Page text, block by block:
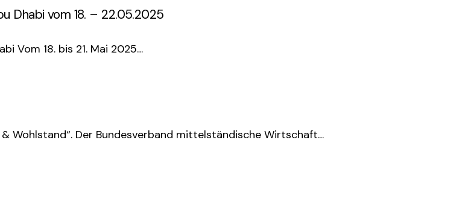
Dhabi vom 18. – 22.05.2025
Vom 18. bis 21. Mai 2025…
Der Bundesverband mittelständische Wirtschaft…